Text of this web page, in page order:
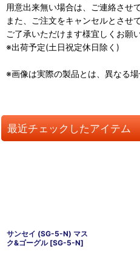
用意出来無い場合は、ご連絡させ
また、ご注文をキャンセルとさせ
ご了承いただけます様宜しくお願
※出荷予定(土日祝定休日除く)
※画像は実際の製品とは、異なる場
最近チェックしたアイテム
サンセイ (SG-5-N) マス
ク&ゴーグル [SG-5-N]